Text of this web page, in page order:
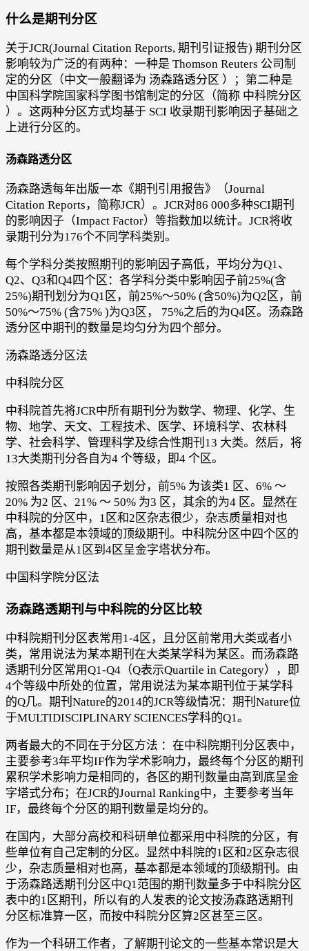
什么是期刊分区
关于JCR(Journal Citation Reports, 期刊引证报告) 期刊分区
影响较为广泛的有两种：一种是 Thomson Reuters 公司制
定的分区（中文一般翻译为 汤森路透分区 ）；第二种是
中国科学院国家科学图书馆制定的分区（简称 中科院分区
）。这两种分区方式均基于 SCI 收录期刊影响因子基础之
上进行分区的。
汤森路透分区
汤森路透每年出版一本《期刊引用报告》（Journal
Citation Reports，简称JCR）。JCR对86 000多种SCI期刊
的影响因子（Impact Factor）等指数加以统计。JCR将收
录期刊分为176个不同学科类别。
每个学科分类按照期刊的影响因子高低，平均分为Q1、
Q2、Q3和Q4四个区：各学科分类中影响因子前25%(含
25%)期刊划分为Q1区，前25%～50% (含50%)为Q2区，前
50%～75% (含75% )为Q3区， 75%之后的为Q4区。汤森路
透分区中期刊的数量是均匀分为四个部分。
汤森路透分区法
中科院分区
中科院首先将JCR中所有期刊分为数学、物理、化学、生
物、地学、天文、工程技术、医学、环境科学、农林科
学、社会科学、管理科学及综合性期刊13 大类。然后，将
13大类期刊分各自为4 个等级，即4 个区。
按照各类期刊影响因子划分，前5% 为该类1 区、6% ～
20% 为2 区、21% ～ 50% 为3 区，其余的为4 区。显然在
中科院的分区中，1区和2区杂志很少，杂志质量相对也
高，基本都是本领域的顶级期刊。中科院分区中四个区的
期刊数量是从1区到4区呈金字塔状分布。
中国科学院分区法
汤森路透期刊与中科院的分区比较
中科院期刊分区表常用1-4区，且分区前常用大类或者小
类，常用说法为某本期刊在大类某学科为某区。而汤森路
透期刊分区常用Q1-Q4（Q表示Quartile in Category），即
4个等级中所处的位置，常用说法为某本期刊位于某学科
的Q几。期刊Nature的2014的JCR等级情况：期刊Nature位
于MULTIDISCIPLINARY SCIENCES学科的Q1。
两者最大的不同在于分区方法 ：在中科院期刊分区表中，
主要参考3年平均IF作为学术影响力，最终每个分区的期刊
累积学术影响力是相同的，各区的期刊数量由高到底呈金
字塔式分布；在JCR的Journal Ranking中，主要参考当年
IF，最终每个分区的期刊数量是均分的。
在国内，大部分高校和科研单位都采用中科院的分区，有
些单位有自己定制的分区。显然中科院的1区和2区杂志很
少，杂志质量相对也高，基本都是本领域的顶级期刊。由
于汤森路透期刊分区中Q1范围的期刊数量多于中科院分区
表中的1区期刊，所以有的人发表的论文按汤森路透期刊
分区标准算一区，而按中科院分区算2区甚至三区。
作为一个科研工作者，了解期刊论文的一些基本常识是大